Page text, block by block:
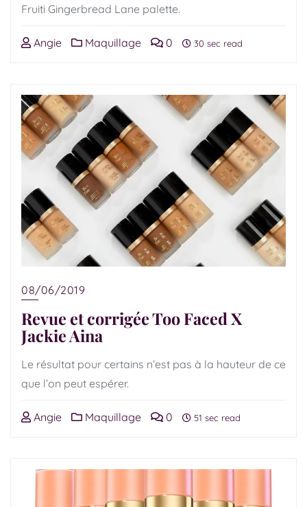
Fruiti Gingerbread Lane palette.
Angie Maquillage 0 30 sec read
08/06/2019
Revue et corrigée Too Faced X
Jackie Aina
Le résultat pour certains n’est pas à la hauteur de ce
que l’on peut espérer.
Angie Maquillage 0 51 sec read